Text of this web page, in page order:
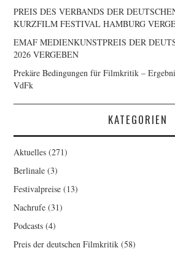
PREIS DES VERBANDS DER
KURZFILM FESTIVAL HAMBURG
EMAF MEDIENKUNSTPREIS DER
2026 VERGEBEN
Prekäre Bedingungen für Filmkritik –
VdFk
KATEGORIEN
Aktuelles (271)
Berlinale (3)
Festivalpreise (13)
Nachrufe (31)
Podcasts (4)
Preis der deutschen Filmkritik (58)